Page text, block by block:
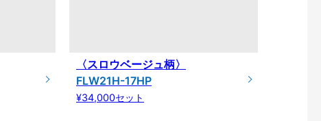
〈スロウベージュ柄〉
FLW21H-17HP
¥34,000セット